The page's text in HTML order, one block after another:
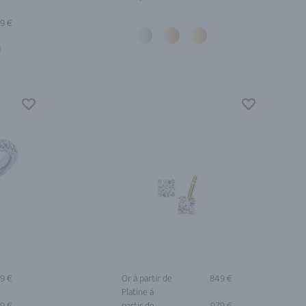
€
€
Or à partir de
849 €
Platine à